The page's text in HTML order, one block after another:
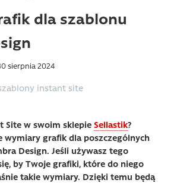
dla szablonu
sierpnia 2024
instant site
Site w swoim sklepie Sellastik?
wymiary grafik dla poszczególnych
Design. Jeśli używasz tego
by Twoje grafiki, które do niego
takie wymiary. Dzięki temu będą